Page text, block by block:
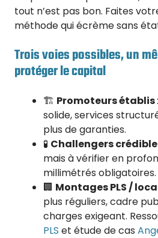
tout n’est pas bon. Faites
méthode qui écrème sans
Trois voies possibles, un
protéger le capital
🏗️ Promoteurs établis
solide, services
plus de garanties.
🧪 Challengers
mais à vérifier en
millimétrés obligatoires.
🏢 Montages PLS /
plus réguliers, cadre
charges exigeant.
PLS et étude de cas